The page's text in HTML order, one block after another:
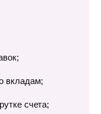
вкладам;
счета;